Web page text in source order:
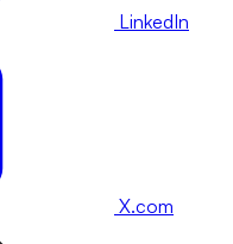
LinkedIn
X.com